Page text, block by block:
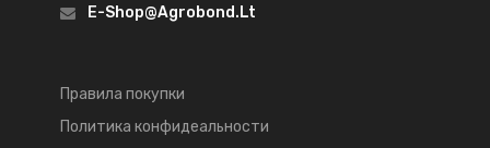
E-Shop@agrobond.lt
Правила покупки
Политика конфидеальности